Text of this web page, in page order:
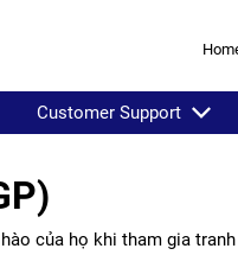
Customer Support
của họ khi tham gia